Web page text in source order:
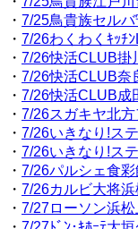
・ 7/25鳥貴族セル
・ 7/26わくわくｷｯﾁ
・ 7/26快活CLUB掛
・ 7/26快活CLUB奈
・ 7/26快活CLUB成
・ 7/26スガキヤ北
・ 7/26いきなり!ス
・ 7/26いきなり!ス
・ 7/26パルシェ食
・ 7/26カルビ大将
・ 7/27ローソン浜